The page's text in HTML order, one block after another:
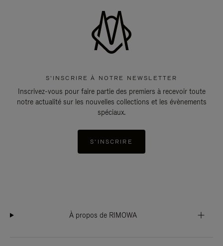
S'INSCRIRE À NOTRE NEWSLETTER
Inscrivez-vous pour faire partie des premiers à recevoir toute
notre actualité sur les nouvelles collections et les évènements
spéciaux.
S'INSCRIRE
À propos de RIMOWA